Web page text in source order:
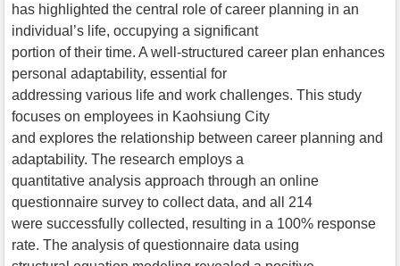
has highlighted the central role of career planning in an
individual’s life, occupying a significant
portion of their time. A well-structured career plan enhances
personal adaptability, essential for
addressing various life and work challenges. This study
focuses on employees in Kaohsiung City
and explores the relationship between career planning and
adaptability. The research employs a
quantitative analysis approach through an online
questionnaire survey to collect data, and all 214
were successfully collected, resulting in a 100% response
rate. The analysis of questionnaire data using